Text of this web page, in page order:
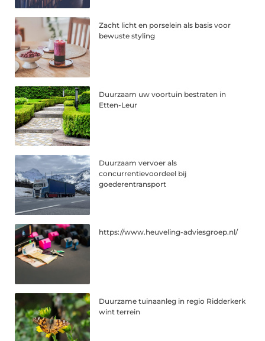
Zacht licht en porselein als basis voor
bewuste styling
Duurzaam uw voortuin bestraten in
Etten-Leur
Duurzaam vervoer als
concurrentievoordeel bij
goederentransport
https://www.heuveling-adviesgroep.nl/
Duurzame tuinaanleg in regio Ridderkerk
wint terrein